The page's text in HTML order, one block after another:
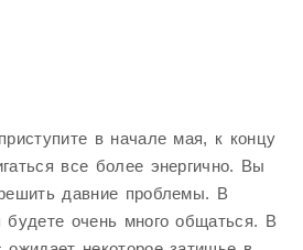
в начале мая, к концу
все более энергично. Вы
давние проблемы. В
будете очень много общаться. В